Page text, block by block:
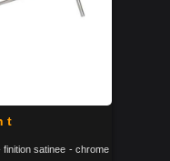
t
satinee - chrome